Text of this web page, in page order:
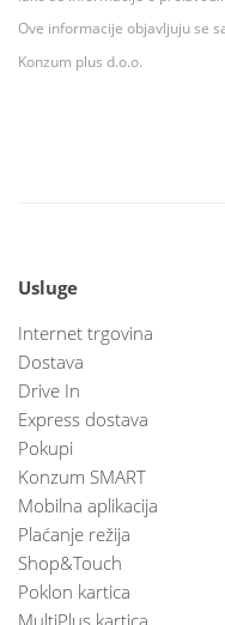
Ove informacije objavljuju se
Konzum plus d.o.o.
Usluge
Internet trgovina
Dostava
Drive In
Express dostava
Pokupi
Konzum SMART
Mobilna aplikacija
Plaćanje režija
Shop&Touch
Poklon kartica
MultiPlus kartica